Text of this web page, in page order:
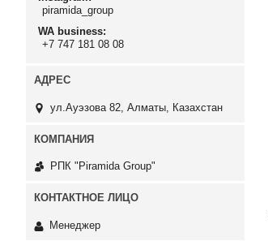
piramida_group
WA business
+7 747 181 08 08
ул.Ауэзова 82, Алматы, Казахстан
РПК "Piramida Group"
Менеджер